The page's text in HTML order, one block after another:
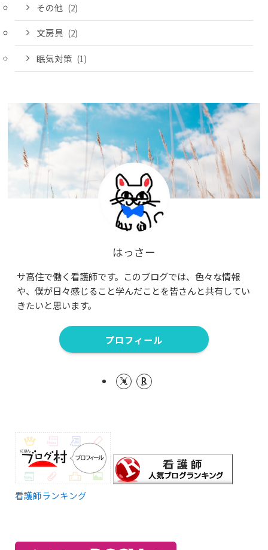
その他 (2)
文房具 (2)
眠気対策 (1)
はっさー
サ高住で働く看護師です。このブログでは、色々な情報
や、僕が日々感じること学んだことを皆さんと共有してい
きたいと思います。
プロフィール
看護師ランキング